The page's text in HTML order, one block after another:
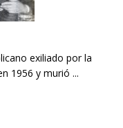
exiliado por la
1956 y murió ...